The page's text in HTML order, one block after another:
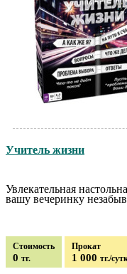
Учитель жизни
Увлекательная
вашу вечеринку
Стоимость
0 тг.
Прокат
1 000 тг./